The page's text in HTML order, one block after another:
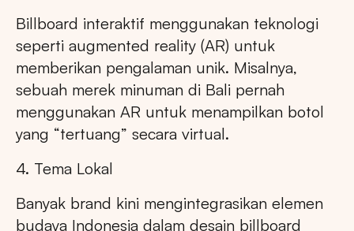
Billboard interaktif menggunakan teknologi
seperti augmented reality (AR) untuk
memberikan pengalaman unik. Misalnya,
sebuah merek minuman di Bali pernah
menggunakan AR untuk menampilkan botol
yang “tertuang” secara virtual.
4. Tema Lokal
Banyak brand kini mengintegrasikan elemen
budaya Indonesia dalam desain billboard